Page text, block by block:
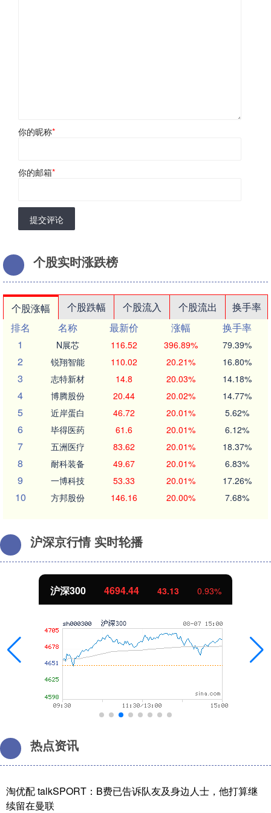
你的昵称*
你的邮箱*
提交评论
个股实时涨跌榜
个股涨幅 个股跌幅 个股流入 个股流出
换手率
排名
名称 最新价 涨幅
换手率
1
N展芯 116.52 396.89% 79.39%
2 锐翔智能 110.02 20.21% 16.80%
3 志特新材 14.8 20.03% 14.18%
4 博腾股份 20.44 20.02% 14.77%
5 近岸蛋白 46.72 20.01% 5.62%
6 毕得医药 61.6 20.01% 6.12%
7 五洲医疗 83.62 20.01% 18.37%
8 耐科装备 49.67 20.01% 6.83%
9 一博科技 53.33 20.01% 17.26%
10 方邦股份 146.16 20.00% 7.68%
沪深京行情 实时轮播
北证50 1134.24 11.37
热点资讯
淘优配 talkSPORT：B费已告诉队友及身边人士，他打算继
续留在曼联